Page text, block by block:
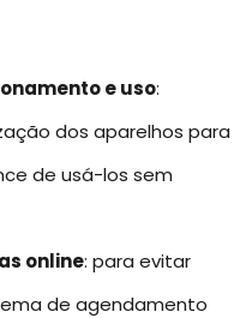
e uso:
dos aparelhos para
de usá-los sem
online: para evitar
de agendamento